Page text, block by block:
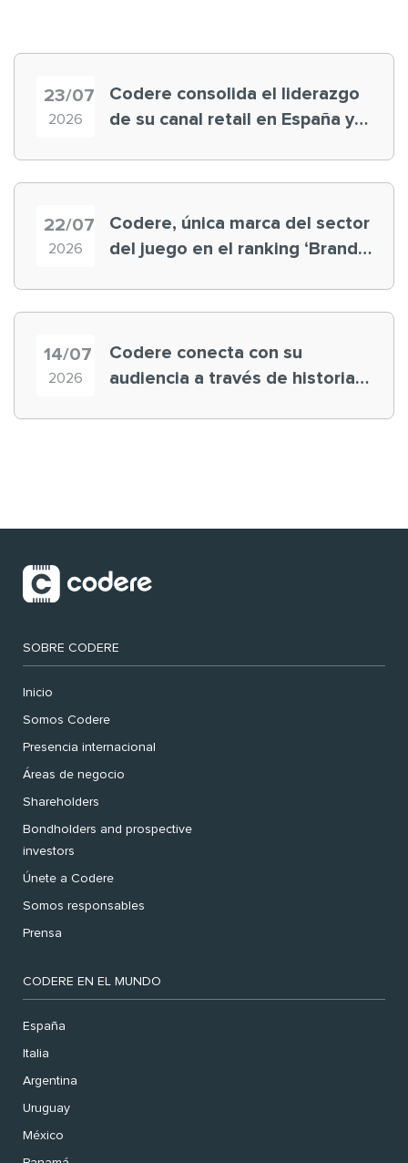
23/07
2026
Codere consolida el liderazgo
de su canal retail en España y
22/07
2026
Codere, única marca del sector
del juego en el ranking ‘Brand
14/07
2026
Codere conecta con su
audiencia a través de historias
SOBRE CODERE
Inicio
Somos Codere
Presencia internacional
Áreas de negocio
Shareholders
Bondholders and prospective
investors
Únete a Codere
Somos responsables
Prensa
CODERE EN EL MUNDO
España
Italia
Argentina
Uruguay
México